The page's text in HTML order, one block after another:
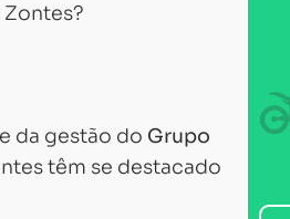
Zontes?
da gestão do Grupo
têm se destacado